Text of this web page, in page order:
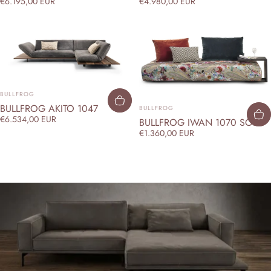
ANBIETER:
BULLFROG
BULLFROG AKITO 1047
€6.534,00 EUR
ANBIETER:
BULLFROG
BULLFROG IWAN 1070 SOFA
€1.360,00 EUR